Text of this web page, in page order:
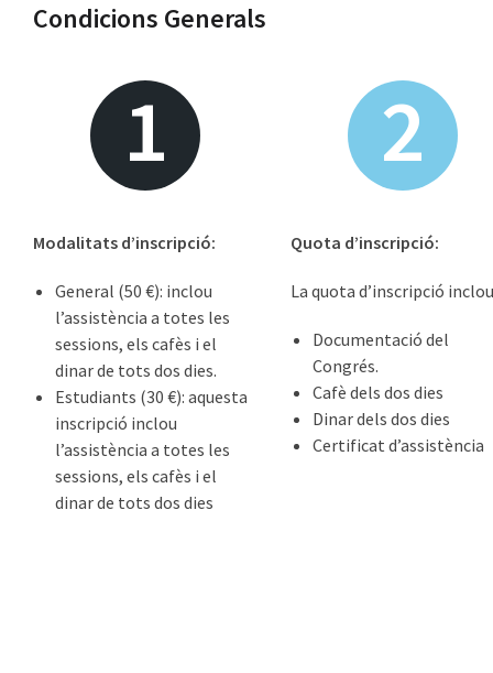
Condicions Generals
1
Modalitats d’inscripció:
General (50 €): inclou
l’assistència a totes les
sessions, els cafès i el
dinar de tots dos dies.
Estudiants (30 €): aquesta
inscripció inclou
l’assistència a totes les
sessions, els cafès i el
dinar de tots dos dies
2
Quota d’inscripció:
La quota d’inscripció
Documentació del
Congrés.
Cafè dels dos dies
Dinar dels dos dies
Certificat d’assistència